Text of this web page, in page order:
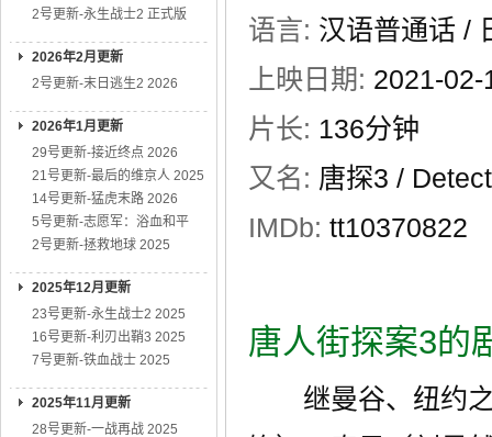
2号更新-永生战士2 正式版
2026年2月更新
2号更新-末日逃生2 2026
2026年1月更新
29号更新-接近终点 2026
21号更新-最后的维京人 2025
14号更新-猛虎末路 2026
5号更新-志愿军：浴血和平
2号更新-拯救地球 2025
2025年12月更新
23号更新-永生战士2 2025
16号更新-利刃出鞘3 2025
7号更新-铁血战士 2025
2025年11月更新
28号更新-一战再战 2025
语言: 汉语普通话 /
上映日期: 2021-02-
片长: 136分钟
又名: 唐探3 /
IMDb: tt10370822
唐人街探案3的
继曼谷、纽约之